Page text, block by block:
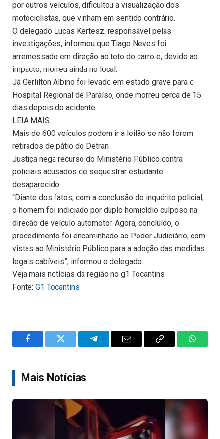
por outros veículos, dificultou a visualização dos
motociclistas, que vinham em sentido contrário.
O delegado Lucas Kertesz, responsável pelas
investigações, informou que Tiago Neves foi
arremessado em direção ao teto do carro e, devido ao
impacto, morreu ainda no local.
Já Gerlilton Albino foi levado em estado grave para o
Hospital Regional de Paraíso, onde morreu cerca de 15
dias depois do acidente.
LEIA MAIS:
Mais de 600 veículos podem ir a leilão se não forem
retirados de pátio do Detran
Justiça nega recurso do Ministério Público contra
policiais acusados de sequestrar estudante
desaparecido
“Diante dos fatos, com a conclusão do inquérito policial,
o homem foi indiciado por duplo homicídio culposo na
direção de veículo automotor. Agora, concluído, o
procedimento foi encaminhado ao Poder Judiciário, com
vistas ao Ministério Público para a adoção das medidas
legais cabíveis”, informou o delegado.
Veja mais notícias da região no g1 Tocantins.
Fonte: G1 Tocantins
FacebookTwitter TelegramEmail
Copy
Mais Notícias